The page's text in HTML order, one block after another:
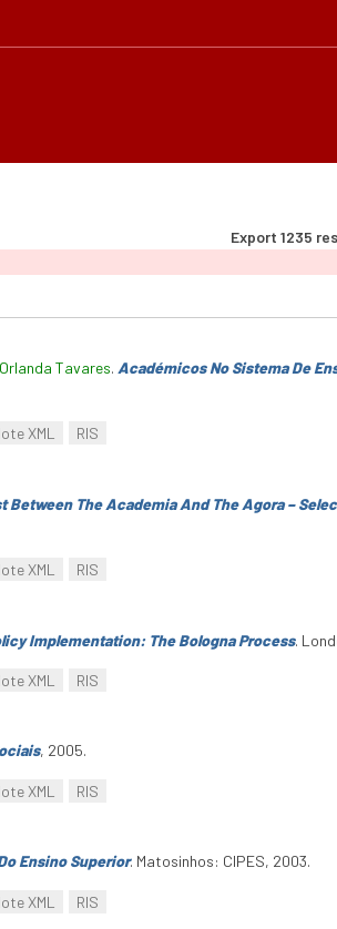
Export 1235
Orlanda Tavares. Académicos No Sistema De
XML RIS
Between The Academia And The Agora –
XML RIS
Implementation: The Bologna Process.
XML RIS
, 2005.
XML RIS
Ensino Superior. Matosinhos: CIPES, 2003.
XML RIS